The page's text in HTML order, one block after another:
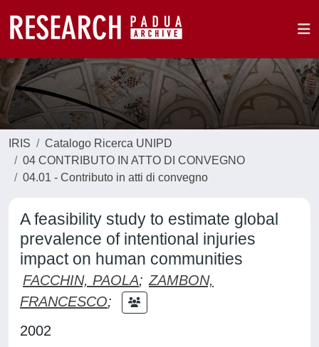
IRIS
Catalogo Ricerca UNIPD
04 CONTRIBUTO IN ATTO DI CONVEGNO
04.01 - Contributo in atti di convegno
A feasibility study to estimate global
prevalence of intentional injuries
impact on human communities
FACCHIN, PAOLA; ZAMBON,
FRANCESCO;
2002